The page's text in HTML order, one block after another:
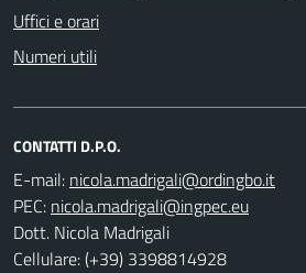
Uffici e orari
Numeri utili
CONTATTI D.P.O.
E-mail:
PEC:
Dott. Nicola Madrigali
Cellulare: (+39) 3398814928